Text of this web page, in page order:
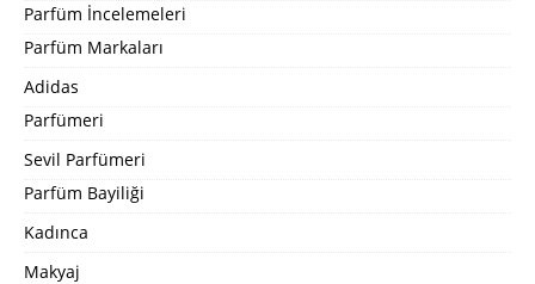
Parfüm İncelemeleri
Parfüm Markaları
Adidas
Parfümeri
Sevil Parfümeri
Parfüm Bayiliği
Kadınca
Makyaj